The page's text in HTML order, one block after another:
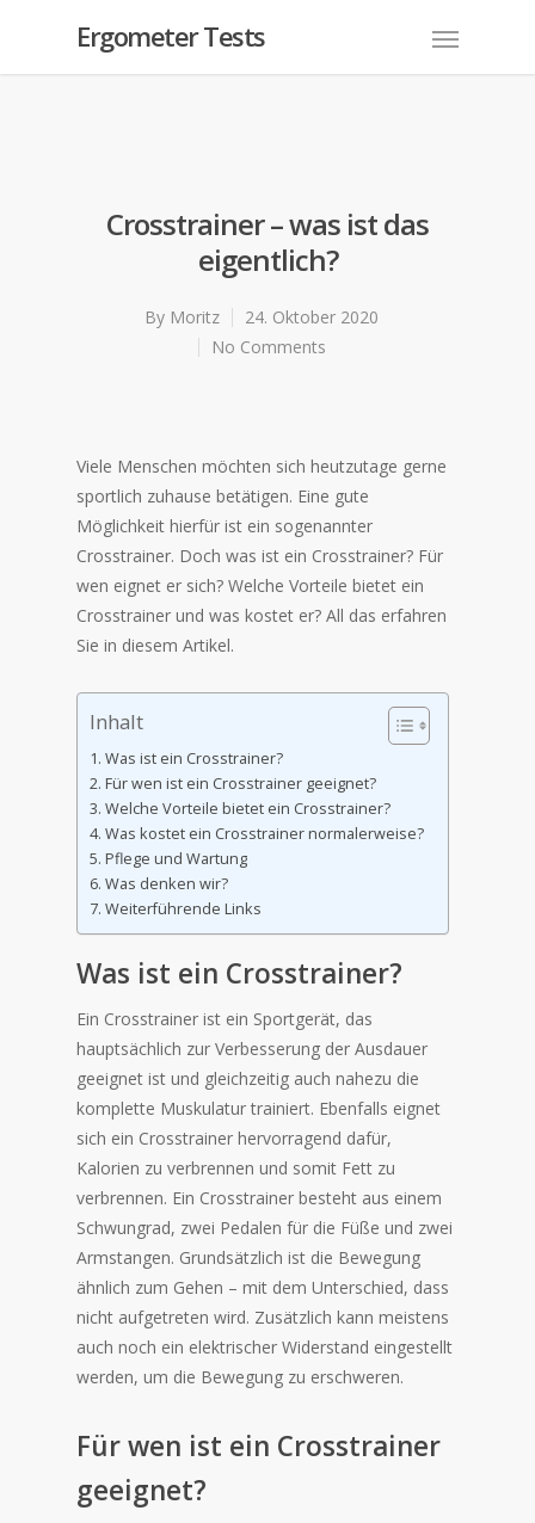
Ergometer Tests
Crosstrainer – was ist das
eigentlich?
By Moritz
24. Oktober 2020
No Comments
Viele Menschen möchten sich heutzutage gerne
sportlich zuhause betätigen. Eine gute
Möglichkeit hierfür ist ein sogenannter
Crosstrainer. Doch was ist ein Crosstrainer? Für
wen eignet er sich? Welche Vorteile bietet ein
Crosstrainer und was kostet er? All das erfahren
Sie in diesem Artikel.
Inhalt
Was ist ein Crosstrainer?
Für wen ist ein Crosstrainer geeignet?
Welche Vorteile bietet ein Crosstrainer?
Was kostet ein Crosstrainer normalerweise?
Pflege und Wartung
Was denken wir?
Weiterführende Links
Was ist ein Crosstrainer?
Ein Crosstrainer ist ein Sportgerät, das
hauptsächlich zur Verbesserung der Ausdauer
geeignet ist und gleichzeitig auch nahezu die
komplette Muskulatur trainiert. Ebenfalls eignet
sich ein Crosstrainer hervorragend dafür,
Kalorien zu verbrennen und somit Fett zu
verbrennen. Ein Crosstrainer besteht aus einem
Schwungrad, zwei Pedalen für die Füße und zwei
Armstangen. Grundsätzlich ist die Bewegung
ähnlich zum Gehen – mit dem Unterschied, dass
nicht aufgetreten wird. Zusätzlich kann meistens
auch noch ein elektrischer Widerstand eingestellt
werden, um die Bewegung zu erschweren.
Für wen ist ein Crosstrainer
geeignet?